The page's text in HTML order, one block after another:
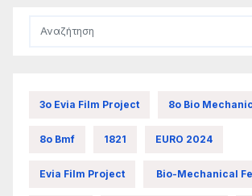
3ο Evia Film Project 8ο Bio
8ο Bmf 1821 EURO 2024
Evia Film Project Bio-Mechanical